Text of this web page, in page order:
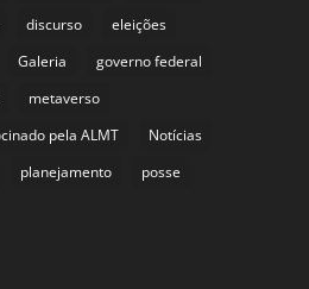
discurso
eleições
Galeria
governo federal
metaverso
pela ALMT
Notícias
planejamento
posse